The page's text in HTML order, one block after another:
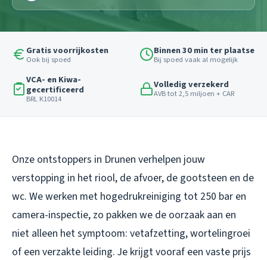
Gratis voorrijkosten
Ook bij spoed
Binnen 30 min ter plaatse
Bij spoed vaak al mogelijk
VCA- en Kiwa-
gecertificeerd
BRL K10014
Volledig verzekerd
AVB tot 2,5 miljoen + CAR
Onze ontstoppers in Drunen verhelpen jouw
verstopping in het riool, de afvoer, de gootsteen en de
wc. We werken met hogedrukreiniging tot 250 bar en
camera-inspectie, zo pakken we de oorzaak aan en
niet alleen het symptoom: vetafzetting, wortelingroei
of een verzakte leiding. Je krijgt vooraf een vaste prijs